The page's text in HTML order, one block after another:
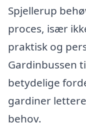
Spjellerup
proces, især
praktisk og
Gardinbussen
betydelige
gardiner
behov.